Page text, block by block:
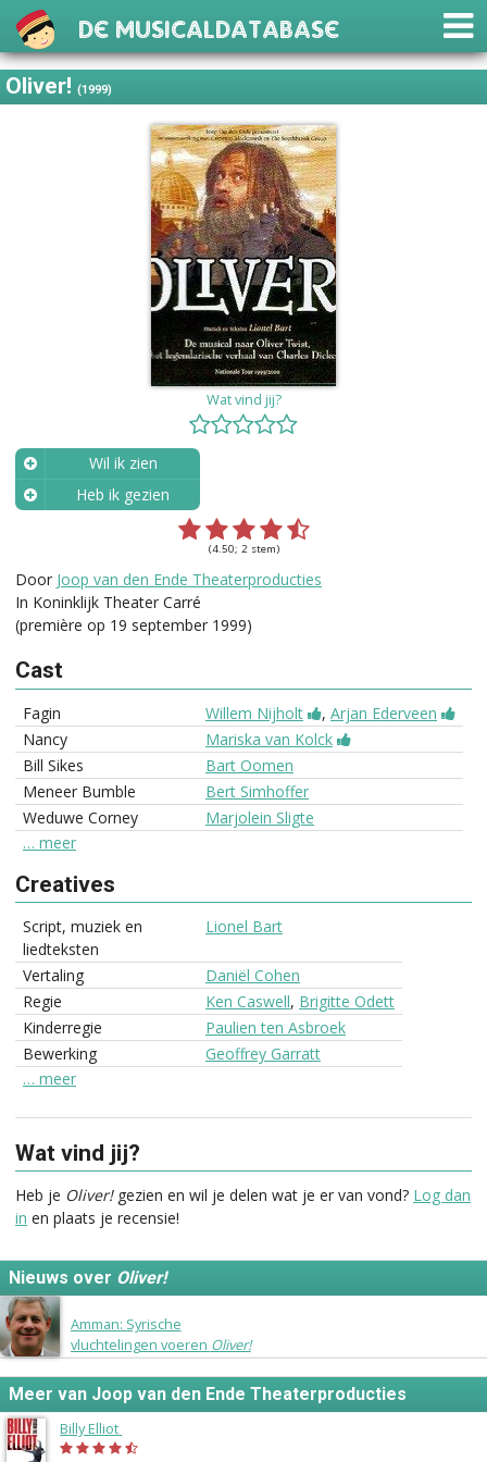
De Musicaldatabase
Oliver!(1999)
Wat vind jij?
Wil ik zien
Heb ik gezien
(4.50; 2 stem)
Door Joop van den Ende Theaterproducties
In Koninklijk Theater Carré
(première op 19 september 1999)
Cast
Fagin Willem Nijholt , Arjan Ederveen
Nancy
Mariska van Kolck
Bill Sikes
Bart Oomen
Meneer Bumble
Bert Simhoffer
Weduwe Corney
Marjolein Sligte
… meer
Creatives
Script, muziek en
liedteksten
Lionel Bart
Vertaling
Daniël Cohen
Regie
Ken Caswell, Brigitte Odett
Kinderregie
Paulien ten Asbroek
Bewerking
Geoffrey Garratt
… meer
Wat vind jij?
Heb je Oliver!gezien en wil je delen wat je er van vond? Log dan
in en plaats je recensie!
Nieuws over Oliver!
Amman: Syrische
vluchtelingen voeren Oliver!
op
Meer van Joop van den Ende Theaterproducties
Billy Elliot